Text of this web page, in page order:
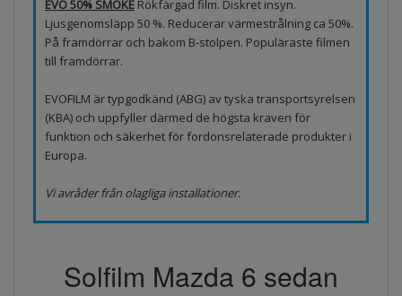
EVO 50% SMOKE Rökfärgad film. Diskret insyn.
Ljusgenomsläpp 50 %. Reducerar värmestrålning ca 50%.
På framdörrar och bakom B-stolpen. Populäraste filmen
till framdörrar.
EVOFILM är typgodkänd (ABG) av tyska transportsyrelsen
(KBA) och uppfyller därmed de högsta kraven för
funktion och säkerhet för fordonsrelaterade produkter i
Europa.
Vi avråder från olagliga installationer.
Solfilm Mazda 6 sedan